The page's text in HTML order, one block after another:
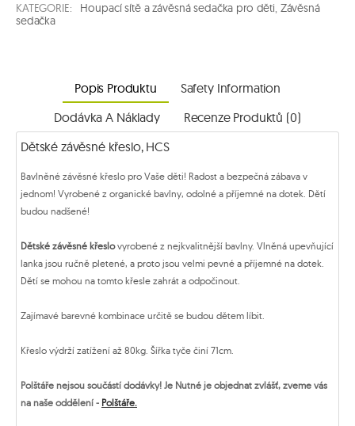
KATEGORIE: Houpací sítě a závěsná sedačka pro děti, Závěsná
sedačka
Popis Produktu
Safety Information
Dodávka A Náklady
Recenze Produktů (0)
Dětské závěsné křeslo, HCS
Bavlněné závěsné křeslo pro Vaše děti! Radost a bezpečná zábava v
jednom! Vyrobené z organické bavlny, odolné a příjemné na dotek. Dětí
budou nadšené!
Dětské závěsné křeslovyrobené z nejkvalitnější bavlny. Vlněná upevňující
lanka jsou ručně pletené, a proto jsou velmi pevné a příjemné na dotek.
Dětí se mohou na tomto křesle zahrát a odpočinout.
Zajímavé barevné kombinace určitě se budou dětem líbit.
Křeslo výdrží zatížení až 80kg. Šířka tyče činí 71cm.
Polštáře nejsou součástí dodávky! Je Nutné je objednat zvlášť, zveme vás
na naše oddělení - Polštáře.